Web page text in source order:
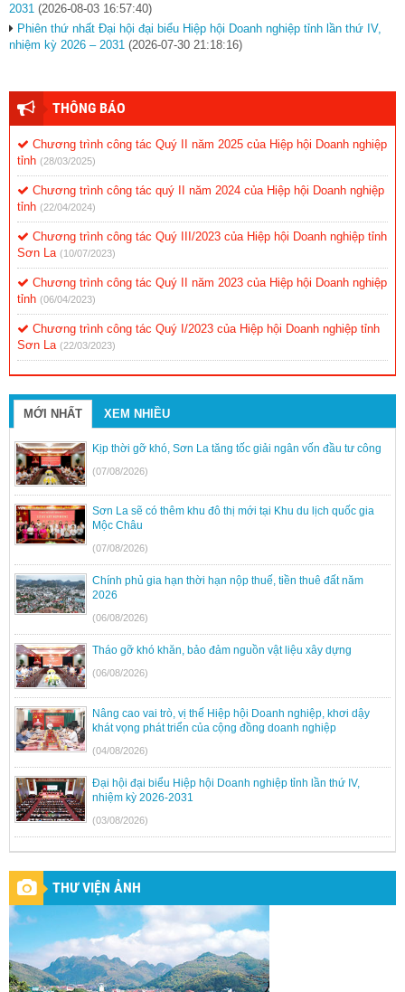
2031 (2026-08-03 16:57:40)
Phiên thứ nhất Đại hội đại biểu Hiệp hội Doanh nghiệp tỉnh lần thứ IV,
nhiệm kỳ 2026 – 2031 (2026-07-30 21:18:16)
THÔNG BÁO
Chương trình công tác Quý II năm 2025 của Hiệp hội Doanh nghiệp
tỉnh (28/03/2025)
Chương trình công tác quý II năm 2024 của Hiệp hội Doanh nghiệp
tỉnh (22/04/2024)
Chương trình công tác Quý III/2023 của Hiệp hội Doanh nghiệp tỉnh
Sơn La (10/07/2023)
Chương trình công tác Quý II năm 2023 của Hiệp hội Doanh nghiệp
tỉnh (06/04/2023)
Chương trình công tác Quý I/2023 của Hiệp hội Doanh nghiệp tỉnh
Sơn La (22/03/2023)
MỚI NHẤT XEM NHIỀU
Kịp thời gỡ khó, Sơn La tăng tốc giải ngân vốn đầu tư công
(07/08/2026)
Sơn La sẽ có thêm khu đô thị mới tại Khu du lịch quốc gia
Mộc Châu
(07/08/2026)
Chính phủ gia hạn thời hạn nộp thuế, tiền thuê đất năm
2026
(06/08/2026)
Tháo gỡ khó khăn, bảo đảm nguồn vật liệu xây dựng
(06/08/2026)
Nâng cao vai trò, vị thế Hiệp hội Doanh nghiệp, khơi dậy
khát vọng phát triển của cộng đồng doanh nghiệp
(04/08/2026)
Đại hội đại biểu Hiệp hội Doanh nghiệp tỉnh lần thứ IV,
nhiệm kỳ 2026-2031
(03/08/2026)
THƯ VIỆN ẢNH